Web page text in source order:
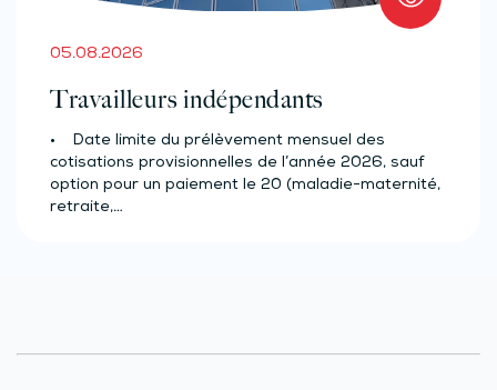
05.08.2026
Travailleurs indépendants
• Date limite du prélèvement mensuel des
cotisations provisionnelles de l’année 2026, sauf
option pour un paiement le 20 (maladie-maternité,
retraite,…